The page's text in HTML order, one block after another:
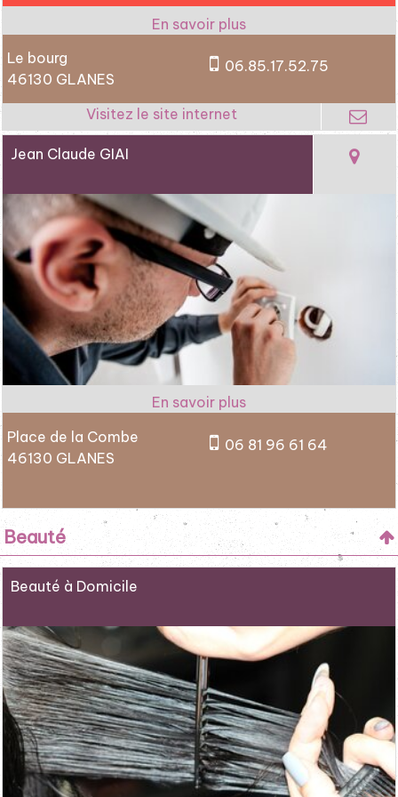
Le bourg
46130 GLANES
06.85.17.52.75
Jean Claude GIAI
Place de la Combe
46130 GLANES
06 81 96 61 64
Beauté
Beauté à Domicile